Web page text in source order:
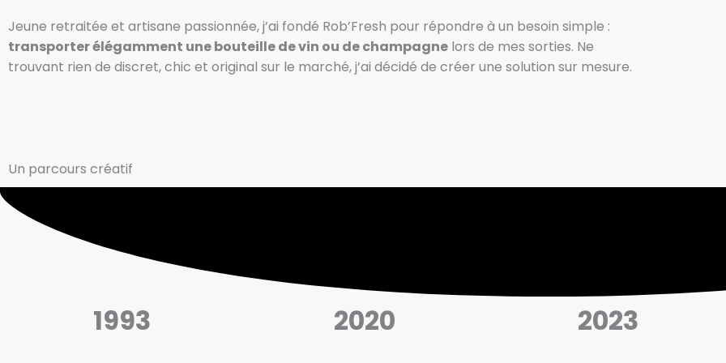
Jeune retraitée et artisane passionnée, j’ai fondé Rob’Fresh pour répondre à un besoin simple :
transporter élégamment une bouteille de vin ou de champagne lors de mes sorties. Ne
trouvant rien de discret, chic et original sur le marché, j’ai décidé de créer une solution sur mesure.
Un parcours créatif
1993 2020 2023